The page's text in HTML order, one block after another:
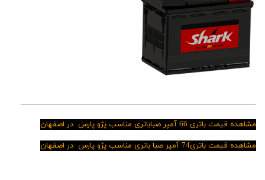
مشاهده قیمت باتری 66 آمپر صباباتری مناسب پژو پارس در اصفهان
مشاهده قیمت باتری74 آمپر صبا باتری مناسب پژو پارس در اصفهان